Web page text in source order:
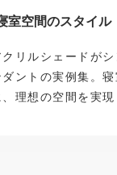
室空間のスタイル
リルシェードが
ントの実例集。
理想の空間を実現